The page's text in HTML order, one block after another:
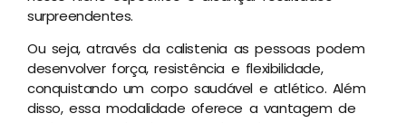
surpreendentes.
Ou seja, através da calistenia as pessoas podem
desenvolver força, resistência e flexibilidade,
conquistando um corpo saudável e atlético. Além
disso, essa modalidade oferece a vantagem de